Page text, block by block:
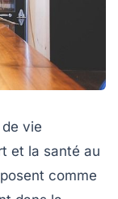
vie
et la santé au
comme